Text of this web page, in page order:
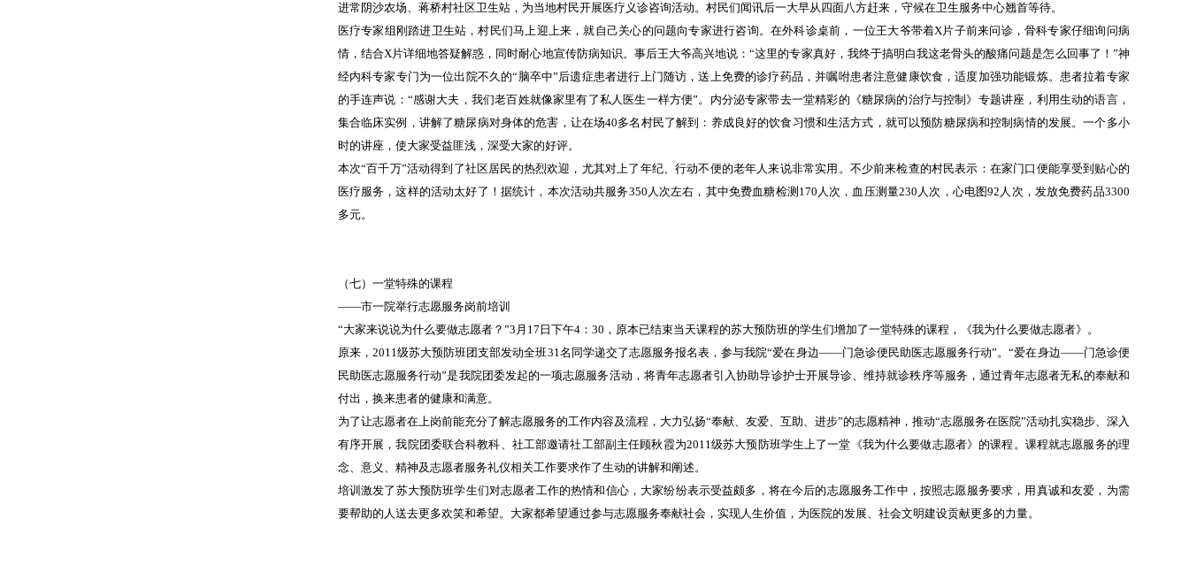
进常阴沙农场、蒋桥村社区卫生站，为当地村民开展医疗义诊咨询活动。村民们闻讯后一大早从四面八方赶来，守候在卫生服务中心翘首等待。
医疗专家组刚踏进卫生站，村民们马上迎上来，就自己关心的问题向专家进行咨询。在外科诊桌前，一位王大爷带着X片子前来问诊，骨科专家仔细询问病
情，结合X片详细地答疑解惑，同时耐心地宣传防病知识。事后王大爷高兴地说：“这里的专家真好，我终于搞明白我这老骨头的酸痛问题是怎么回事了！”神
经内科专家专门为一位出院不久的“脑卒中”后遗症患者进行上门随访，送上免费的诊疗药品，并嘱咐患者注意健康饮食，适度加强功能锻炼。患者拉着专家
的手连声说：“感谢大夫，我们老百姓就像家里有了私人医生一样方便”。内分泌专家带去一堂精彩的《糖尿病的治疗与控制》专题讲座，利用生动的语言，
集合临床实例，讲解了糖尿病对身体的危害，让在场40多名村民了解到：养成良好的饮食习惯和生活方式，就可以预防糖尿病和控制病情的发展。一个多小
时的讲座，使大家受益匪浅，深受大家的好评。
本次“百千万”活动得到了社区居民的热烈欢迎，尤其对上了年纪、行动不便的老年人来说非常实用。不少前来检查的村民表示：在家门口便能享受到贴心的
医疗服务，这样的活动太好了！据统计，本次活动共服务350人次左右，其中免费血糖检测170人次，血压测量230人次，心电图92人次，发放免费药品3300
多元。
（七）一堂特殊的课程
——市一院举行志愿服务岗前培训
“大家来说说为什么要做志愿者？”3月17日下午4：30，原本已结束当天课程的苏大预防班的学生们增加了一堂特殊的课程，《我为什么要做志愿者》。
原来，2011级苏大预防班团支部发动全班31名同学递交了志愿服务报名表，参与我院“爱在身边——门急诊便民助医志愿服务行动”。“爱在身边——门急诊便
民助医志愿服务行动”是我院团委发起的一项志愿服务活动，将青年志愿者引入协助导诊护士开展导诊、维持就诊秩序等服务，通过青年志愿者无私的奉献和
付出，换来患者的健康和满意。
为了让志愿者在上岗前能充分了解志愿服务的工作内容及流程，大力弘扬“奉献、友爱、互助、进步”的志愿精神，推动“志愿服务在医院”活动扎实稳步、深入
有序开展，我院团委联合科教科、社工部邀请社工部副主任顾秋霞为2011级苏大预防班学生上了一堂《我为什么要做志愿者》的课程。课程就志愿服务的理
念、意义、精神及志愿者服务礼仪相关工作要求作了生动的讲解和阐述。
培训激发了苏大预防班学生们对志愿者工作的热情和信心，大家纷纷表示受益颇多，将在今后的志愿服务工作中，按照志愿服务要求，用真诚和友爱，为需
要帮助的人送去更多欢笑和希望。大家都希望通过参与志愿服务奉献社会，实现人生价值，为医院的发展、社会文明建设贡献更多的力量。